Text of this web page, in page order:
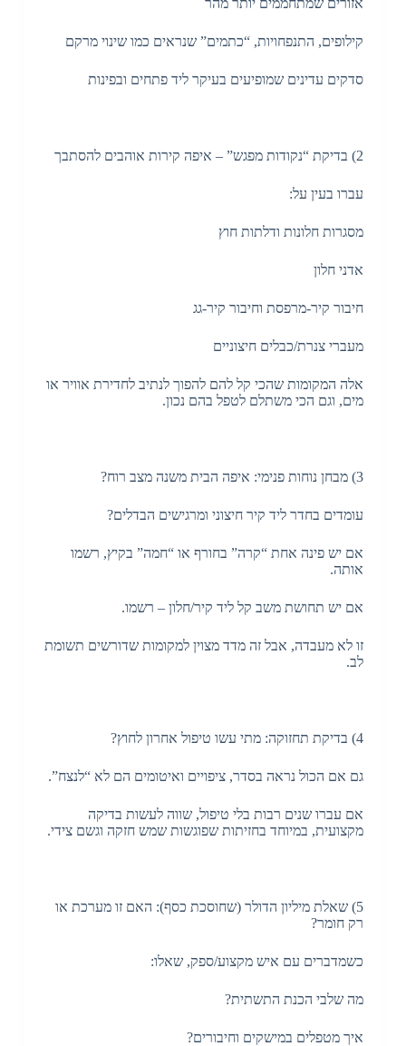
אזורים שמתחממים יותר מהר
קילופים, התנפחויות, “כתמים” שנראים כמו שינוי מרקם
סדקים עדינים שמופיעים בעיקר ליד פתחים ובפינות
2) בדיקת “נקודות מפגש” – איפה קירות אוהבים להסתבך
עברו בעין על:
מסגרות חלונות ודלתות חוץ
אדני חלון
חיבור קיר-מרפסת וחיבור קיר-גג
מעברי צנרת/כבלים חיצוניים
אלה המקומות שהכי קל להם להפוך לנתיב לחדירת אוויר או
מים, וגם הכי משתלם לטפל בהם נכון.
3) מבחן נוחות פנימי: איפה הבית משנה מצב רוח?
עומדים בחדר ליד קיר חיצוני ומרגישים הבדלים?
אם יש פינה אחת “קרה” בחורף או “חמה” בקיץ, רשמו
אותה.
אם יש תחושת משב קל ליד קיר/חלון – רשמו.
זו לא מעבדה, אבל זה מדד מצוין למקומות שדורשים תשומת
לב.
4) בדיקת תחזוקה: מתי עשו טיפול אחרון לחוץ?
גם אם הכול נראה בסדר, ציפויים ואיטומים הם לא “לנצח”.
אם עברו שנים רבות בלי טיפול, שווה לעשות בדיקה
מקצועית, במיוחד בחזיתות שפוגשות שמש חזקה וגשם צידי.
5) שאלת מיליון הדולר (שחוסכת כסף): האם זו מערכת או
רק חומר?
כשמדברים עם איש מקצוע/ספק, שאלו:
מה שלבי הכנת התשתית?
איך מטפלים במישקים וחיבורים?